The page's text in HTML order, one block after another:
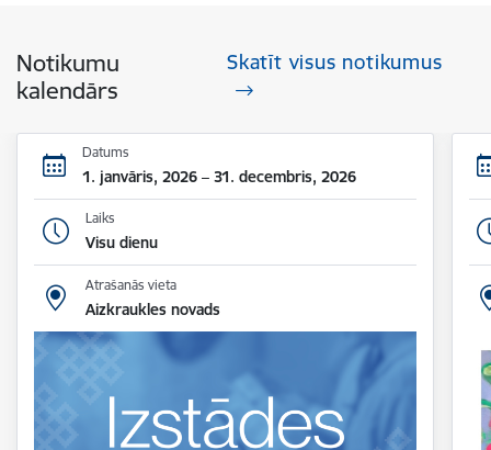
Notikumu
kalendārs
Skatīt visus notikumus
Datums
1. janvāris, 2026 – 31. decembris, 2026
Laiks
Visu dienu
Atrašanās vieta
Aizkraukles novads